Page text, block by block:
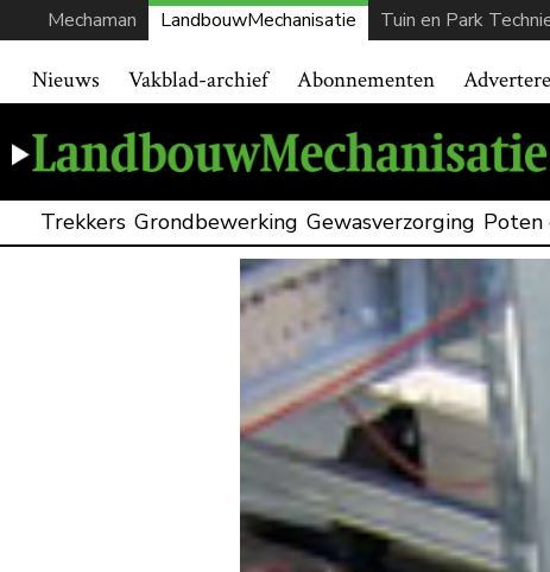
Mechaman LandbouwMechanisatie Tuin en Park
Nieuws Vakblad-archief Abonnementen
Trekkers Grondbewerking Gewasverzorging Poten